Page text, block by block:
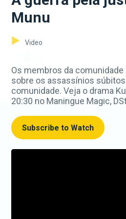
Munu
Video
Os membros da
sobre os assassínios
comunidade. Veja o drama
20:30 no Maningue Magic,
Subscribe to Watch